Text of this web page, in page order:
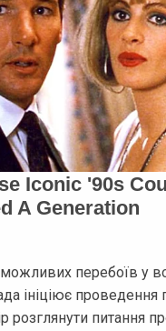
перебоїв у
ініціює проведення
розглянути питання